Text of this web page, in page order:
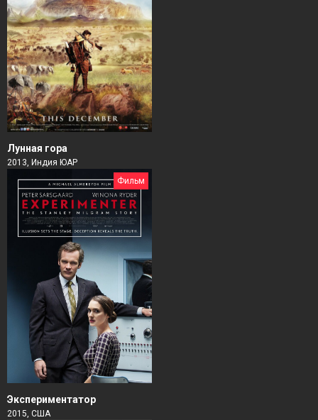
Лунная гора
2013, Индия ЮАР
Фильм
Экспериментатор
2015, США